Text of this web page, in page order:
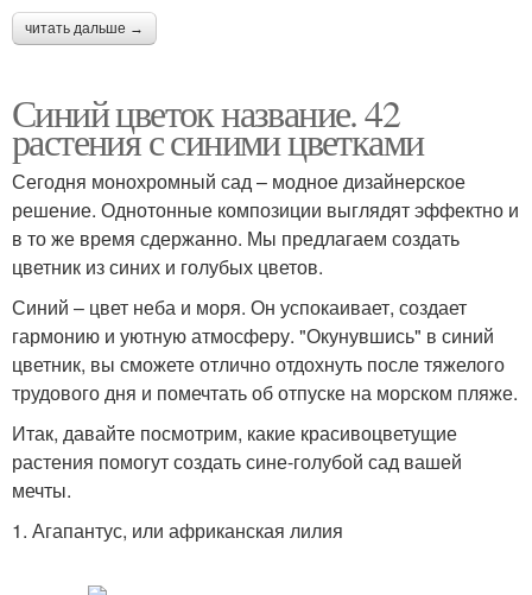
читать дальше →
Синий цветок название. 42
растения с синими цветками
Сегодня монохромный сад – модное дизайнерское
решение. Однотонные композиции выглядят эффектно и
в то же время сдержанно. Мы предлагаем создать
цветник из синих и голубых цветов.
Синий – цвет неба и моря. Он успокаивает, создает
гармонию и уютную атмосферу. "Окунувшись" в синий
цветник, вы сможете отлично отдохнуть после тяжелого
трудового дня и помечтать об отпуске на морском пляже.
Итак, давайте посмотрим, какие красивоцветущие
растения помогут создать сине-голубой сад вашей
мечты.
1. Агапантус, или африканская лилия